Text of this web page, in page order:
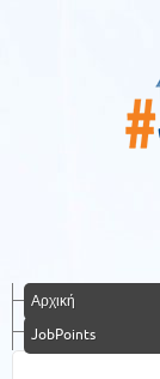
Αρχική
JobPoints